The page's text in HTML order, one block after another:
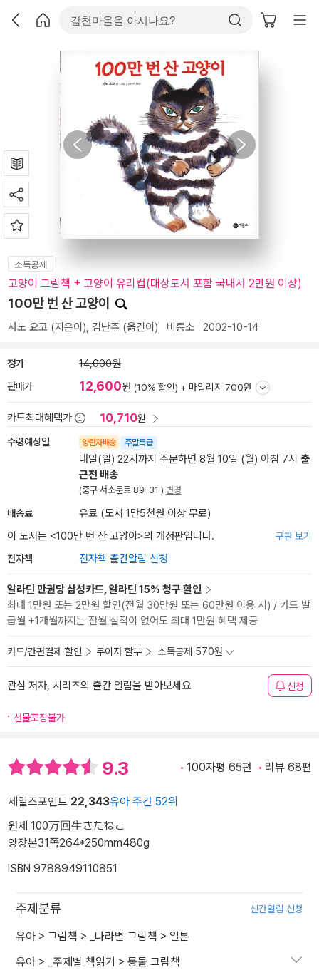
소득공제
고양이 그림책 + 고양이 유리컵(대상도서 포함 국내서 2만원 이상)
100만 번 산 고양이
사노 요코 (지은이), 김난주 (옮긴이) 비룡소 2002-10-14
정가 14,000원
판매가 12,600원 (10% 할인) + 마일리지 700원
카드최대혜택가 10,710원
수령예상일 양탄자배송 주말특급
내일(일) 22시까지 주문하면 8월 10일 (월) 아침 7시 출
근전 배송
(중구 서소문로 89-31 ) 변경
배송료
유료 (도서 1만5천원 이상 무료)
이 도서는 <100만 번 산 고양이 >의 개정판입니다. 구판 보기
전자책 전자책 출간알림 신청
알라딘 만권당 삼성카드, 알라딘 15% 청구 할인
최대 1만원 또는 2만원 할인(전월 30만원 또는 60만원 이용 시) / 카드 발
급월 +1개월까지는 전월 실적이 없어도 최대 1만원 혜택 제공
카드/간편결제 할인 무이자 할부 소득공제 570원
관심 저자, 시리즈의 출간 알림을 받아보세요 신청
선물포장불가
9.3 100자평 65편 리뷰 68편
세일즈포인트 22,343유아 주간 52위
원제 100万回生きたねこ
양장본31쪽264*250mm480g
ISBN 9788949110851
주제분류 신간알림 신청
유아 > 그림책 > _나라별 그림책 > 일본
유아 > _주제별 책읽기 > 동물 그림책